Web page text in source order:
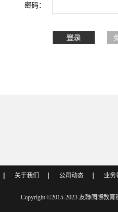
密码：
关于我们 公司动态 业务
Copyright ©2015-2023 友聯國際教